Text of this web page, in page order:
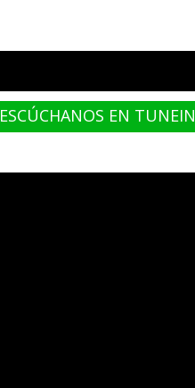
ESCÚCHANOS EN TUNEIN